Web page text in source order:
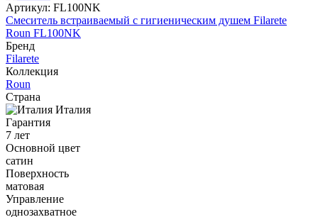
Артикул: FL100NK
Смеситель встраиваемый с гигиеническим душем Filarete
Roun FL100NK
Бренд
Filarete
Коллекция
Roun
Страна
Италия
Гарантия
7 лет
Основной цвет
сатин
Поверхность
матовая
Управление
однозахватное